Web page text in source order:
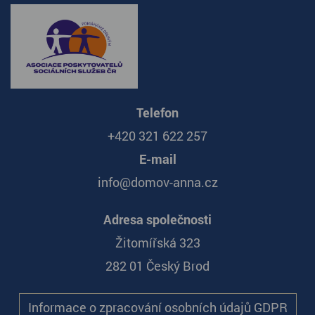
Telefon
+420 321 622 257
E-mail
info@domov-anna.cz
Adresa společnosti
Žitomířská 323
282 01 Český Brod
Informace o zpracování osobních údajů GDPR